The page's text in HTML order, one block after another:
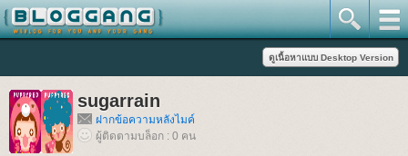
sugarrain
ฝากข้อความหลังไมค์
ผู้ติดตามบล็อก : 0 คน